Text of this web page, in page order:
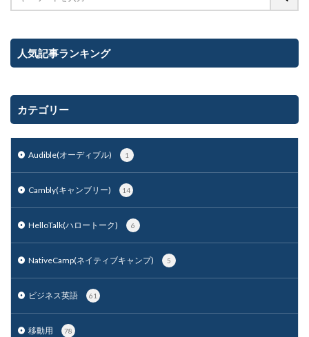
人気記事ランキング
カテゴリー
Audible(オーディブル) 1
Cambly(キャンブリー) 14
HelloTalk(ハロートーク) 6
NativeCamp(ネイティブキャンプ) 5
ビジネス英語 61
移動用 78